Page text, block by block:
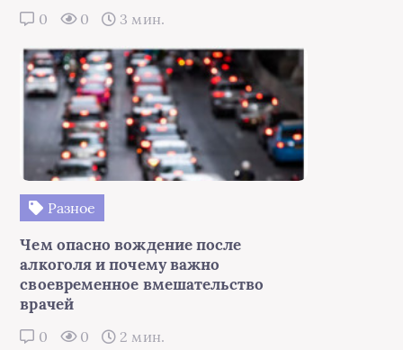
0 0 3 мин.
Разное
Чем опасно вождение после
алкоголя и почему важно
своевременное вмешательство
врачей
0 0 2 мин.